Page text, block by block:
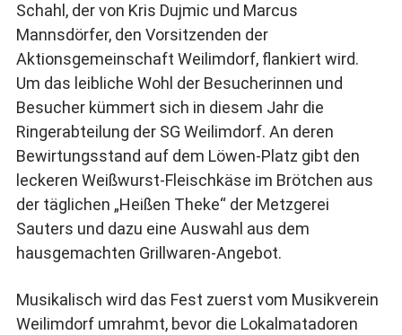
Schahl, der von Kris Dujmic und Marcus
Mannsdörfer, den Vorsitzenden der
Aktionsgemeinschaft Weilimdorf, flankiert wird.
Um das leibliche Wohl der Besucherinnen und
Besucher kümmert sich in diesem Jahr die
Ringerabteilung der SG Weilimdorf. An deren
Bewirtungsstand auf dem Löwen-Platz gibt den
leckeren Weißwurst-Fleischkäse im Brötchen aus
der täglichen „Heißen Theke“ der Metzgerei
Sauters und dazu eine Auswahl aus dem
hausgemachten Grillwaren-Angebot.
Musikalisch wird das Fest zuerst vom Musikverein
Weilimdorf umrahmt, bevor die Lokalmatadoren